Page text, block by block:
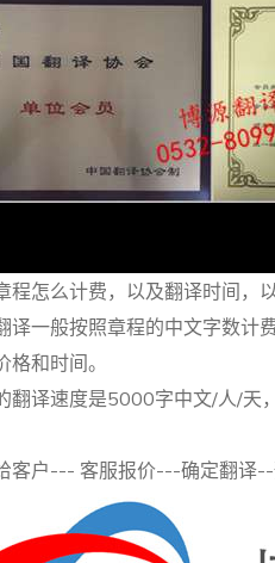
程怎么计费，以及翻译时间，
译一般按照章程的中文字数计
格和时间。
翻译速度是5000字中文/人/天
客户--- 客服报价---确定翻译